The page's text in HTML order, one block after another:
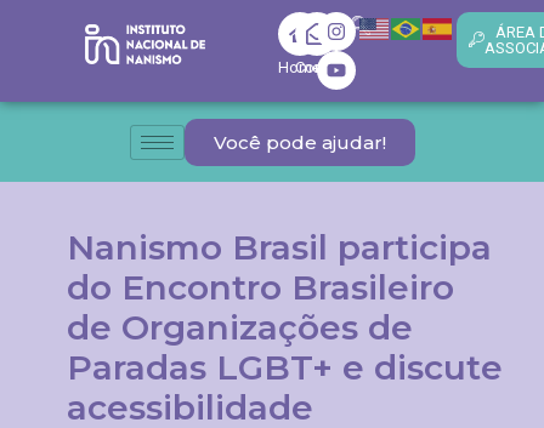
Home
Contato
ÁREA
Você pode ajudar!
Nanismo Brasil participa
do Encontro Brasileiro
de Organizações de
Paradas LGBT+ e discute
acessibilidade